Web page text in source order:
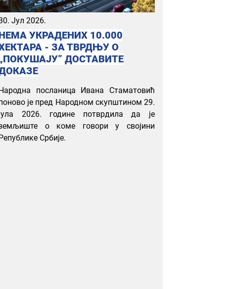
Јул 2026.
УКРАДЕНИХ 10.000
- ЗА ТВРДЊУ О
ДОСТАВИТЕ
посланица Ивана Стаматовић
је пред Народном скупштином 29.
2026. године потврдила да је
о коме говори у својини
Србије.